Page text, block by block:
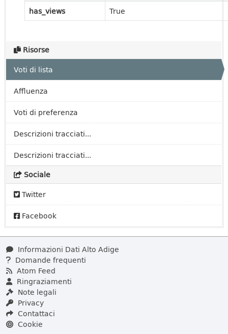
Risorse
Voti di lista
Affluenza
Voti di preferenza
Descrizioni tracciati...
Descrizioni tracciati...
Sociale
Twitter
Facebook
has_views
True
Informazioni Dati Alto Adige
Domande frequenti
Atom Feed
Ringraziamenti
Note legali
Privacy
Contattaci
Cookie